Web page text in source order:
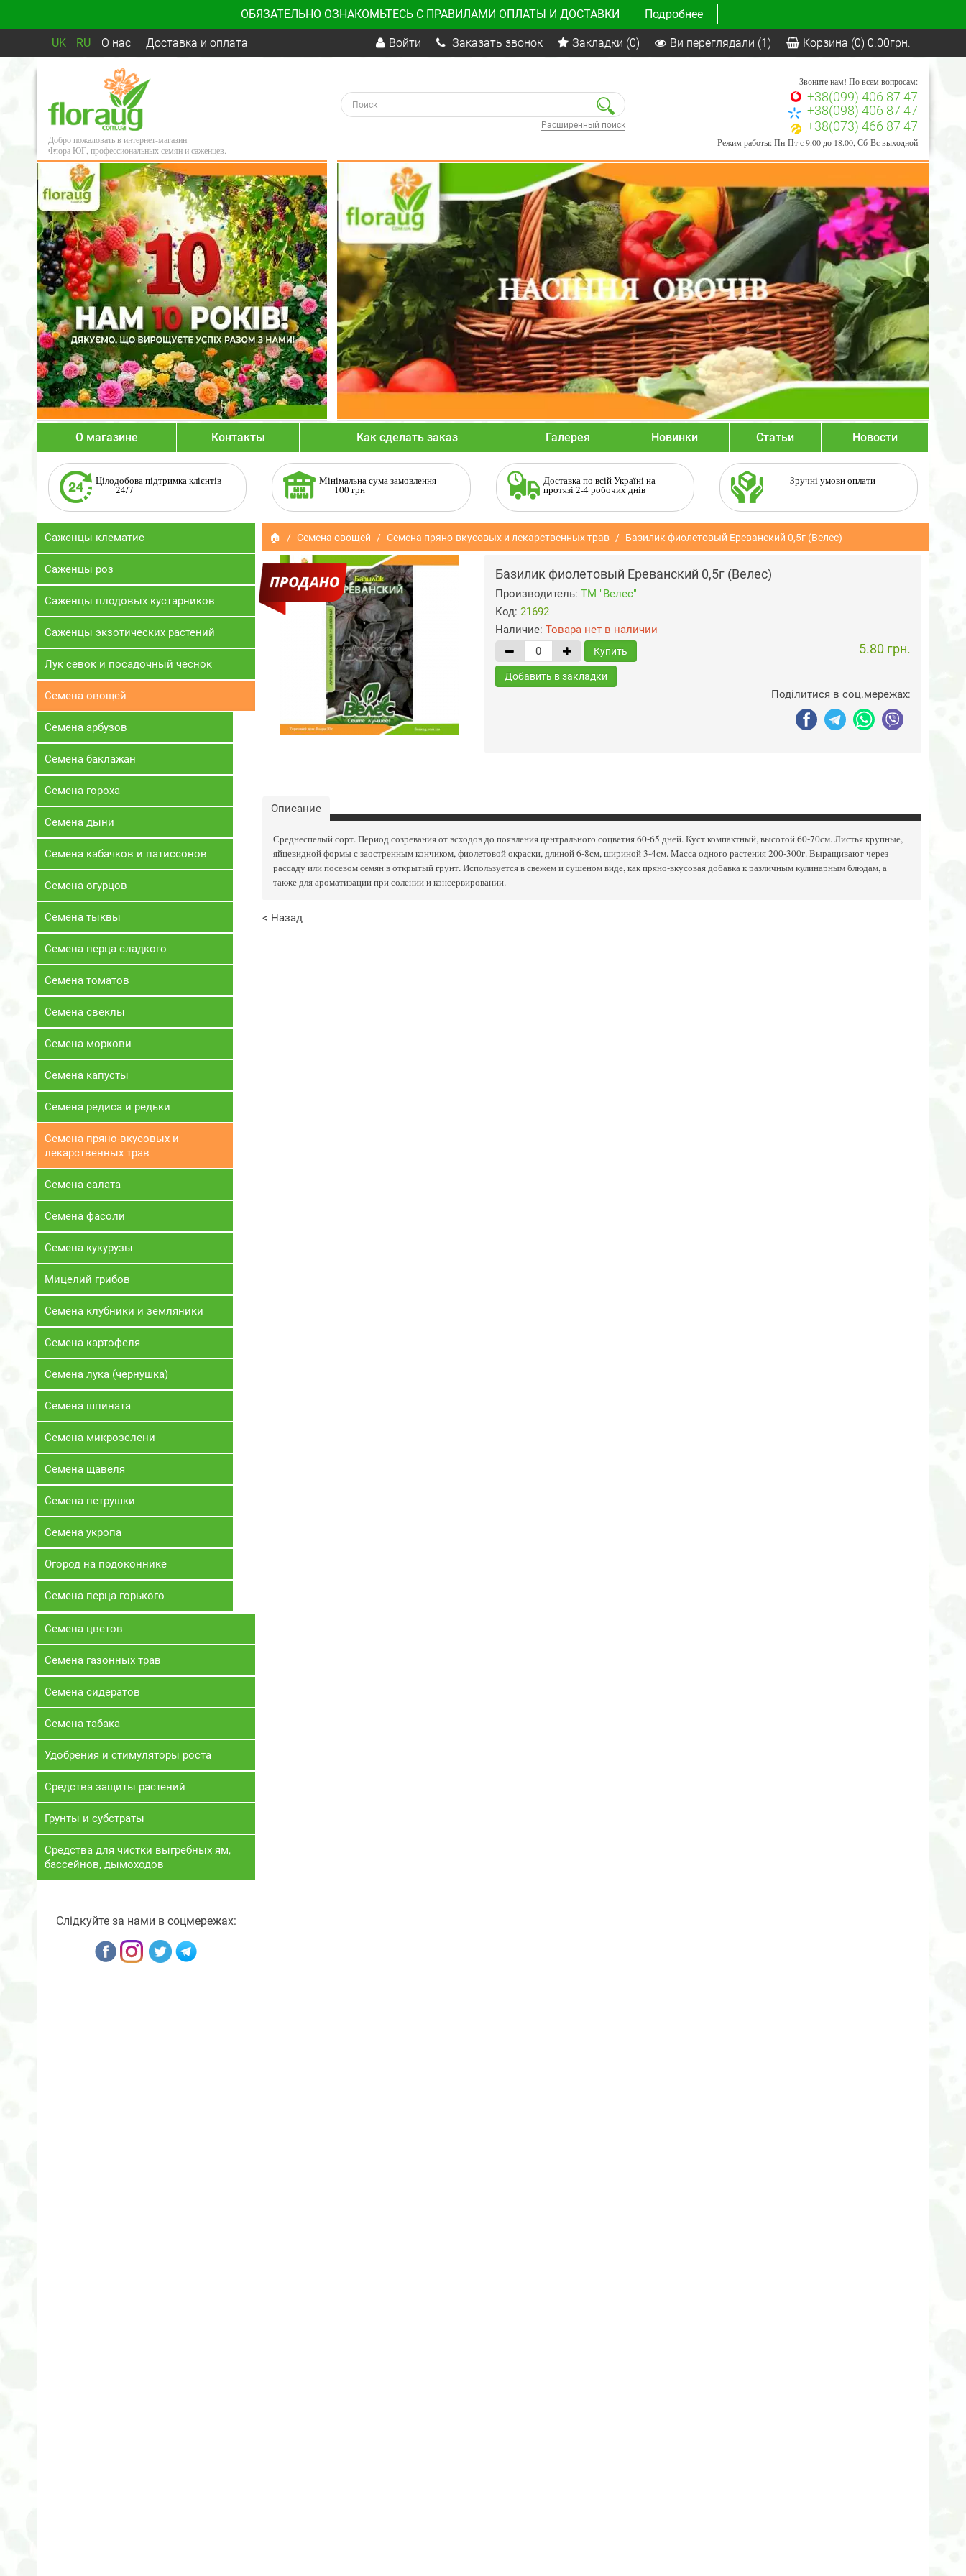
ОБЯЗАТЕЛЬНО ОЗНАКОМЬТЕСЬ С ПРАВИЛАМИ ОПЛАТЫ И ДОСТАВКИ Подробнее
UK RU О нас Доставка и оплата Войти Заказать звонок Закладки (0) Ви переглядали (1) Корзина (0) 0.00грн.
Добро пожаловать в интернет-магазин
Флора ЮГ, профессиональных семян и саженцев.
Расширенный поиск
Звоните нам! По всем вопросам:
+38(099) 406 87 47
+38(098) 406 87 47
+38(073) 466 87 47
Режим работы: Пн-Пт с 9.00 до 18.00, Сб-Вс выходной
О магазине Контакты Как сделать заказ Галерея Новинки Статьи Новости
Цілодобова підтримка клієнтів
24/7
Мінімальна сума замовлення
100 грн
Доставка по всій Україні на
протязі 2-4 робочих днів
Зручні умови оплати
Саженцы клематис
Саженцы роз
Саженцы плодовых кустарников
Саженцы экзотических растений
Лук севок и посадочный чеснок
Семена овощей
Семена арбузов
Семена баклажан
Семена гороха
Семена дыни
Семена кабачков и патиссонов
Семена огурцов
Семена тыквы
Семена перца сладкого
Семена томатов
Семена свеклы
Семена моркови
Семена капусты
Семена редиса и редьки
Семена пряно-вкусовых и
лекарственных трав
Семена салата
Семена фасоли
Семена кукурузы
Мицелий грибов
Семена клубники и земляники
Семена картофеля
Семена лука (чернушка)
Семена шпината
Семена микрозелени
Семена щавеля
Семена петрушки
Семена укропа
Огород на подоконнике
Семена перца горького
Семена цветов
Семена газонных трав
Семена сидератов
Семена табака
Удобрения и стимуляторы роста
Средства защиты растений
Грунты и субстраты
Средства для чистки выгребных ям,
бассейнов, дымоходов
Слідкуйте за нами в соцмережах:
🏠 Семена овощей Семена пряно-вкусовых и лекарственных трав Базилик фиолетовый Ереванский 0,5г (Велес)
Базилик фиолетовый Ереванский 0,5г (Велес)
Производитель: ТМ "Велес"
Код: 21692
Наличие: Товара нет в наличии
Купить 5.80 грн.
Добавить в закладки
Поділитися в соц.мережах:
Описание
Среднеспелый сорт. Период созревания от всходов до появления центрального соцветия 60-65 дней. Куст компактный, высотой 60-70см. Листья крупные,
яйцевидной формы с заостренным кончиком, фиолетовой окраски, длиной 6-8см, шириной 3-4см. Масса одного растения 200-300г. Выращивают через
рассаду или посевом семян в открытый грунт. Используется в свежем и сушеном виде, как пряно-вкусовая добавка к различным кулинарным блюдам, а
также для ароматизации при солении и консервировании.
< Назад